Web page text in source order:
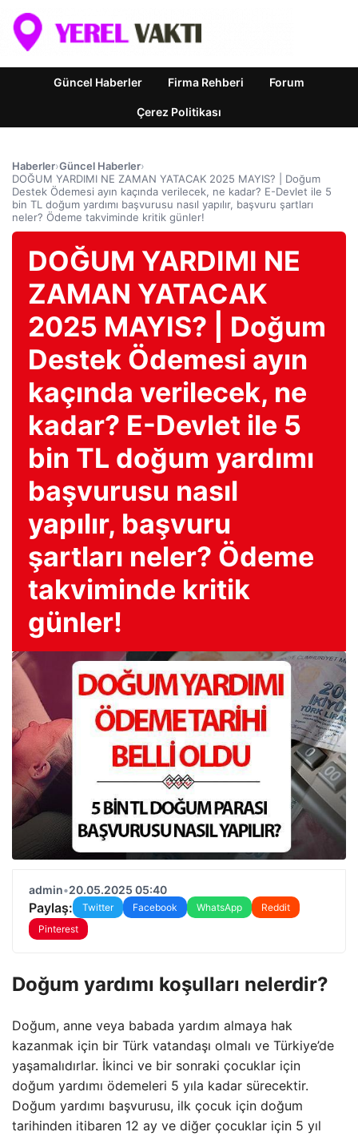
Güncel Haberler Firma Rehberi Forum
Çerez Politikası
Haberler›Güncel Haberler›
DOĞUM YARDIMI NE ZAMAN YATACAK 2025 MAYIS? | Doğum
Destek Ödemesi ayın kaçında verilecek, ne kadar? E-Devlet ile 5
bin TL doğum yardımı başvurusu nasıl yapılır, başvuru şartları
neler? Ödeme takviminde kritik günler!
DOĞUM YARDIMI NE
ZAMAN YATACAK
2025 MAYIS? | Doğum
Destek Ödemesi ayın
kaçında verilecek, ne
kadar? E-Devlet ile 5
bin TL doğum yardımı
başvurusu nasıl
yapılır, başvuru
şartları neler? Ödeme
takviminde kritik
günler!
admin•20.05.2025 05:40
Paylaş: Twitter Facebook WhatsApp
Reddit
Pinterest
Doğum yardımı koşulları nelerdir?
Doğum, anne veya babada yardım almaya hak
kazanmak için bir Türk vatandaşı olmalı ve Türkiye’de
yaşamalıdırlar. İkinci ve bir sonraki çocuklar için
doğum yardımı ödemeleri 5 yıla kadar sürecektir.
Doğum yardımı başvurusu, ilk çocuk için doğum
tarihinden itibaren 12 ay ve diğer çocuklar için 5 yıl